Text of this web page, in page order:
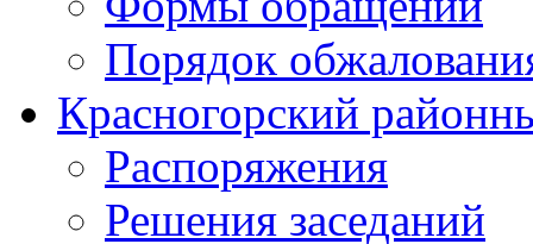
Порядок
Красногорский
Распоряжения
Решения заседаний